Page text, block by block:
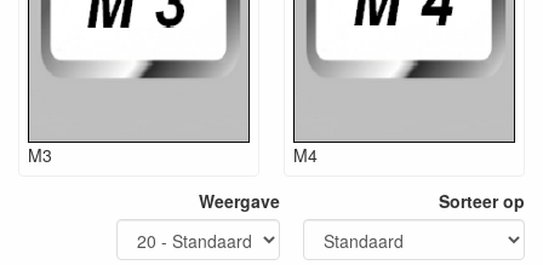
M3
M4
Weergave
Sorteer op